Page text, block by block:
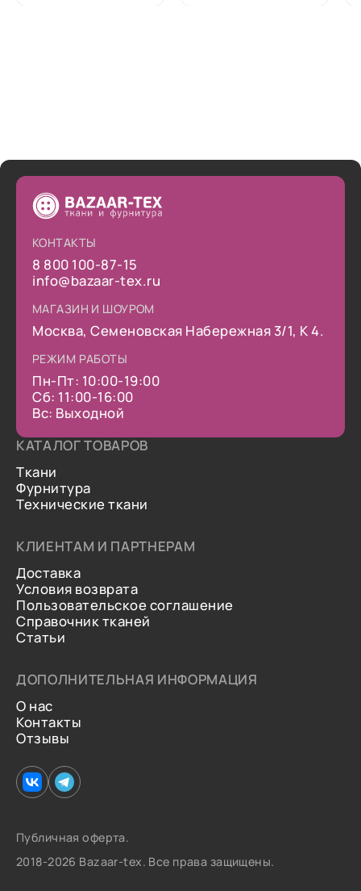
КОНТАКТЫ
8 800 100-87-15
info@bazaar-tex.ru
МАГАЗИН И ШОУРОМ
Москва, Семеновская Набережная 3/1, К 4.
РЕЖИМ РАБОТЫ
Пн-Пт: 10:00-19:00
Сб: 11:00-16:00
Вс: Выходной
КАТАЛОГ ТОВАРОВ
Ткани
Фурнитура
Технические ткани
КЛИЕНТАМ И ПАРТНЕРАМ
Доставка
Условия возврата
Пользовательское соглашение
Справочник тканей
Статьи
ДОПОЛНИТЕЛЬНАЯ ИНФОРМАЦИЯ
О нас
Контакты
Отзывы
Публичная оферта.
2018-2026 Bazaar-tex. Все права защищены.